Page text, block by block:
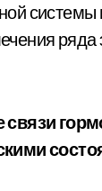
системы
ряда